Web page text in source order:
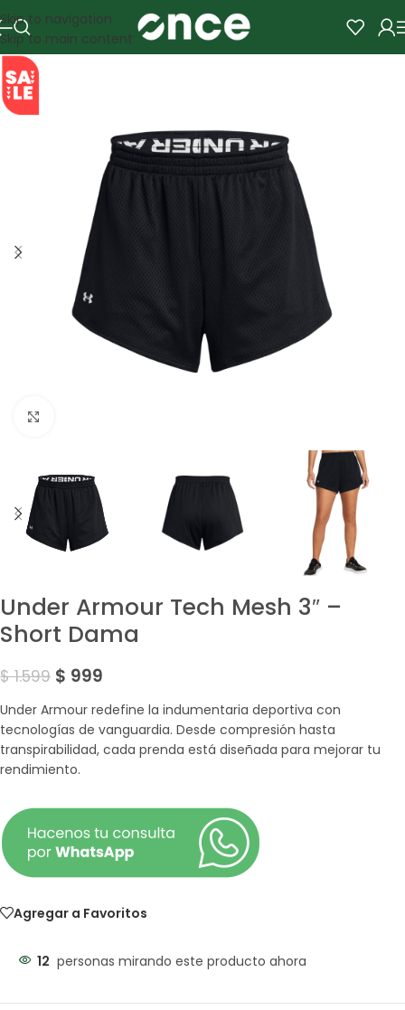
Skip to navigation
Skip to main content
SALE
Under Armour Tech Mesh 3″ –
Short Dama
$1.599 $ 999
Under Armour redefine la indumentaria deportiva con
tecnologías de vanguardia. Desde compresión hasta
transpirabilidad, cada prenda está diseñada para mejorar tu
rendimiento.
Agregar a Favoritos
12 personas mirando este producto ahora